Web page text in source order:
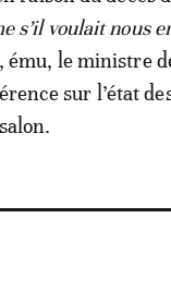
s’il voulait nous
ému, le ministre
sur l’état